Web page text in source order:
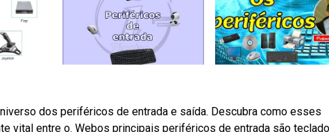
dos periféricos de entrada e saída. Descubra como esses
vital entre o. Webos principais periféricos de entrada são